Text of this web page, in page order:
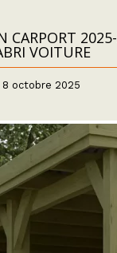
CARPORT
VOITURE
octobre 2025